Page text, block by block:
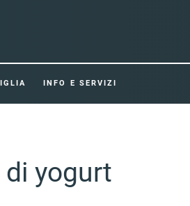
INFO E SERVIZI
yogurt